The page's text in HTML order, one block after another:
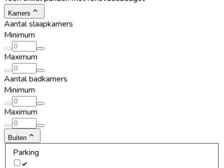
Kamers
Aantal slaapkamers
Minimum
Maximum
Aantal badkamers
Minimum
Maximum
Buiten
Parking